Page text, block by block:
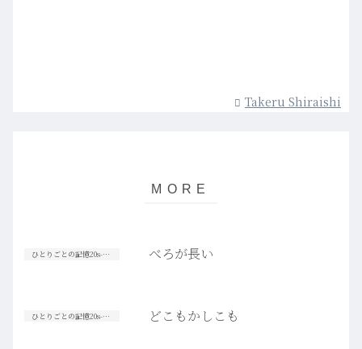
Takeru Shiraishi
ひとりごとの記憶20s-30s べろが長い
ひとりごとの記憶20s-30s どこもかしこも